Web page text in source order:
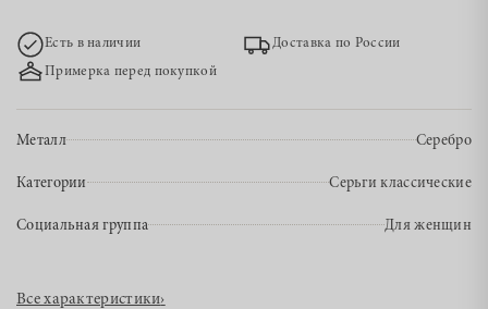
Есть в наличии
Доставка по России
Примерка перед покупкой
Металл Серебро
Категории Серьги классические
Социальная группа Для женщин
Все характеристики›